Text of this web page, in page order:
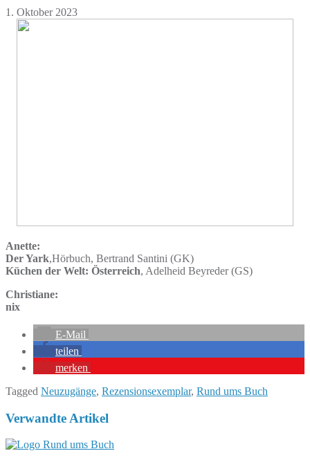
1. Oktober 2023
Anette:
Der Yark,Hörbuch, Bertrand Santini (GK)
Küchen der Welt: Österreich, Adelheid Beyreder (GS)
Christiane:
nix
E-Mail
teilen
merken
Tagged Neuzugänge, Rezensionsexemplar, Rund ums Buch
Verwandte Artikel